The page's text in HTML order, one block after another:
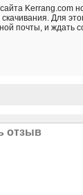
Kerrang.com
скачивания. Для
почты, и ждать